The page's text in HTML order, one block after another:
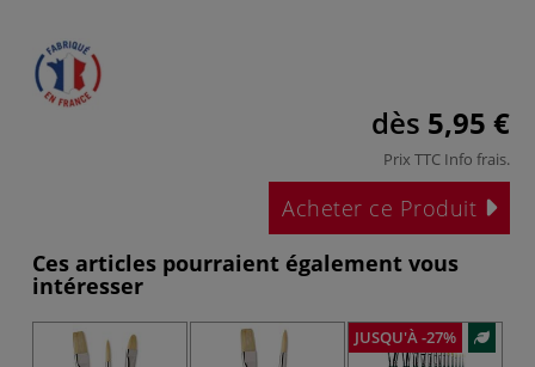
dès 5,95 €
Prix TTC Info frais.
Acheter ce Produit
Ces articles pourraient également vous
intéresser
JUSQU'À -27%